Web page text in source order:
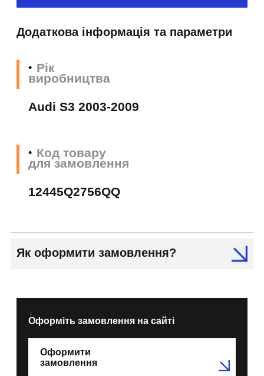
Додаткова інформація та параметри
Рік
виробництва
Audi S3 2003-2009
Код товару
для замовлення
12445Q2756QQ
Як оформити замовлення?
Оформіть замовлення на сайті
Оформити
замовлення